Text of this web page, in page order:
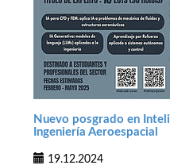
Nuevo posgrado en
Ingeniería Aeroespacial
19.12.2024